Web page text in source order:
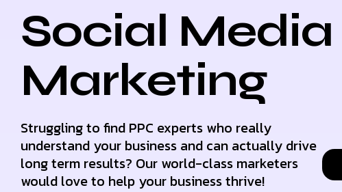
Social Media
Marketing
Struggling to find PPC experts who really
understand your business and can actually drive
long term results? Our world-class marketers
would love to help your business thrive!